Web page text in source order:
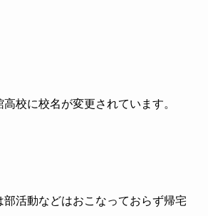
校に校名が変更されています。
部活動などはおこなっておらず帰宅